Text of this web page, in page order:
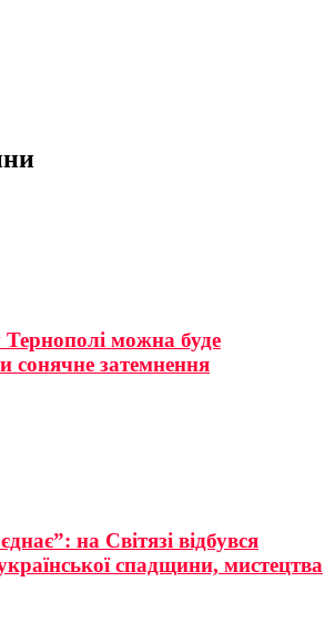
Тернополі можна буде
сонячне затемнення
на Світязі відбувся
спадщини, мистецтва